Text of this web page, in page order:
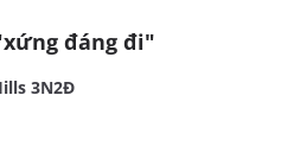
đáng đi"
3N2Đ